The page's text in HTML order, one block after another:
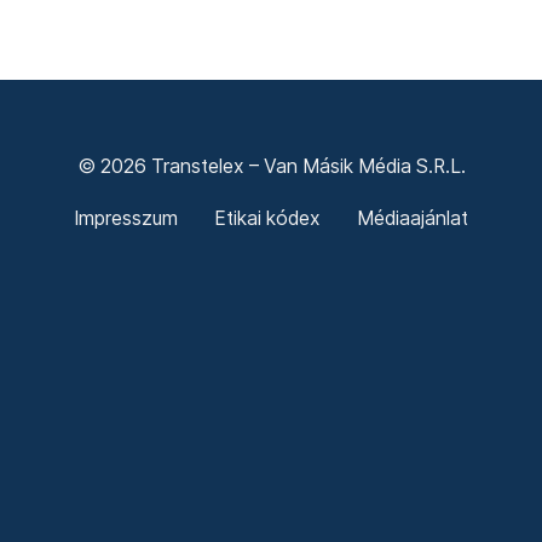
© 2026 Transtelex – Van Másik Média S.R.L.
Impresszum Etikai kódex Médiaajánlat